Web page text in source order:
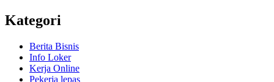
Kategori
Berita Bisnis
Info Loker
Kerja Online
Pekerja lepas